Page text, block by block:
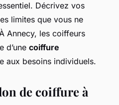
Décrivez vos
limites que vous ne
Annecy, les coiffeurs
d’une coiffure
aux besoins individuels.
de coiffure à